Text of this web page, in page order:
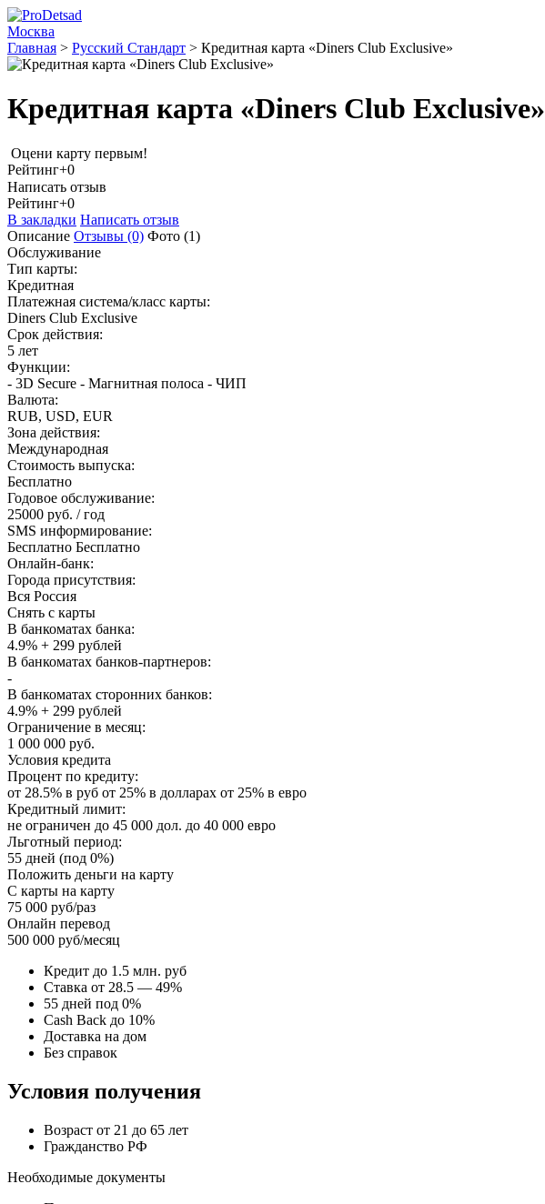
Москва
Главная > Русский Стандарт > Кредитная карта «Diners Club Exclusive»
Кредитная карта «Diners Club Exclusive»
Оцени карту первым!
Рейтинг+0
Написать отзыв
Рейтинг+0
В закладки Написать отзыв
Описание Отзывы (0) Фото (1)
Обслуживание
Тип карты:
Кредитная
Платежная система/класс карты:
Diners Club Exclusive
Срок действия:
5 лет
Функции:
- 3D Secure - Магнитная полоса - ЧИП
Валюта:
RUB, USD, EUR
Зона действия:
Международная
Стоимость выпуска:
Бесплатно
Годовое обслуживание:
25000 руб. / год
SMS информирование:
Бесплатно Бесплатно
Онлайн-банк:
Города присутствия:
Вся Россия
Снять с карты
В банкоматах банка:
4.9% + 299 рублей
В банкоматах банков-партнеров:
-
В банкоматах сторонних банков:
4.9% + 299 рублей
Ограничение в месяц:
1 000 000 руб.
Условия кредита
Процент по кредиту:
от 28.5% в руб от 25% в долларах от 25% в евро
Кредитный лимит:
не ограничен до 45 000 дол. до 40 000 евро
Льготный период:
55 дней (под 0%)
Положить деньги на карту
С карты на карту
75 000 руб/раз
Онлайн перевод
500 000 руб/месяц
Кредит до 1.5 млн. руб
Ставка от 28.5 — 49%
55 дней под 0%
Cash Back до 10%
Доставка на дом
Без справок
Условия получения
Возраст от 21 до 65 лет
Гражданство РФ
Необходимые документы